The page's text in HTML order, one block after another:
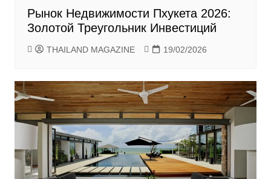
Рынок Недвижимости Пхукета 2026:
Золотой Треугольник Инвестиций
THAILAND MAGAZINE 19/02/2026